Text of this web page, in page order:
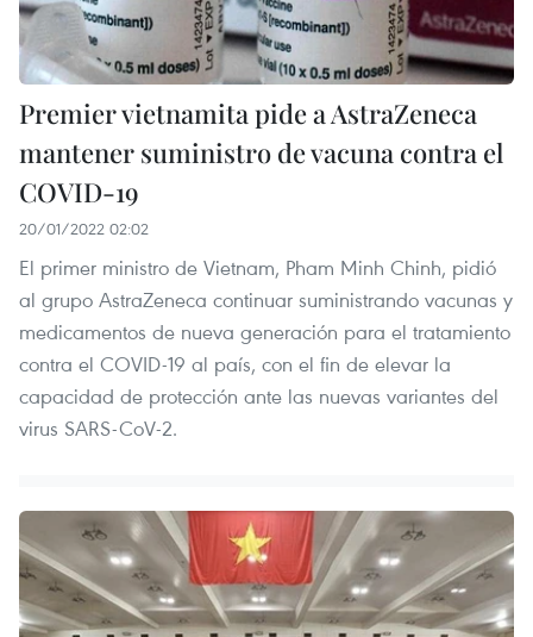
Premier vietnamita pide a AstraZeneca
mantener suministro de vacuna contra el
COVID-19
20/01/2022 02:02
El primer ministro de Vietnam, Pham Minh Chinh, pidió
al grupo AstraZeneca continuar suministrando vacunas y
medicamentos de nueva generación para el tratamiento
contra el COVID-19 al país, con el fin de elevar la
capacidad de protección ante las nuevas variantes del
virus SARS-CoV-2.